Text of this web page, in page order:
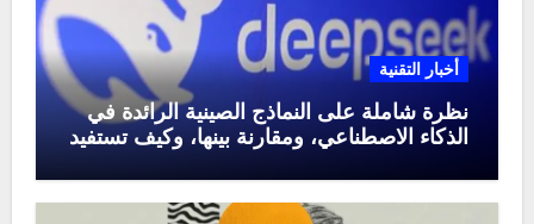
أخبار التقنية
نظرة شاملة على النماذج الصينية الرائدة في
الذكاء الاصطناعي، ومقارنة بينها، وكيف تستفيد